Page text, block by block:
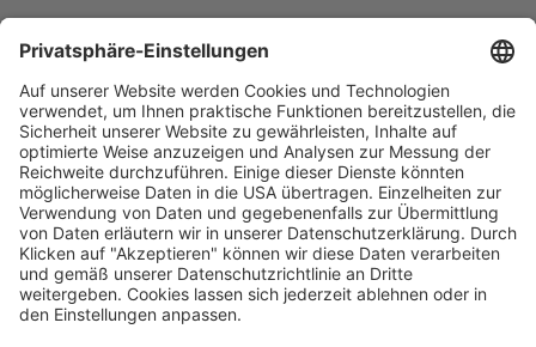
Häufig aufgerufen
Standorte & Öffnungszeiten
anmelden & ausleihen
Ausbildung & Karriere
Impressum Datenschutz Barrierefreiheit
literaturportal-bayern.de